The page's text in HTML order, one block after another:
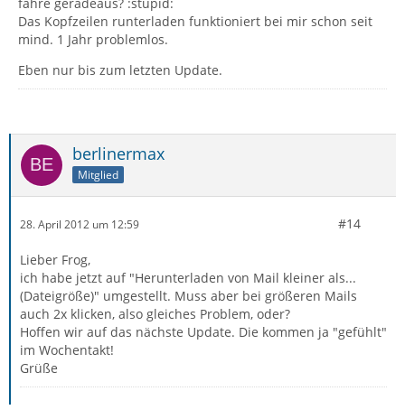
Das Kopfzeilen runterladen funktioniert bei mir schon seit
mind. 1 Jahr problemlos.
Eben nur bis zum letzten Update.
berlinermax
Mitglied
28. April 2012 um 12:59 #14
Lieber Frog,
ich habe jetzt auf "Herunterladen von Mail kleiner als...
(Dateigröße)" umgestellt. Muss aber bei größeren Mails
auch 2x klicken, also gleiches Problem, oder?
Hoffen wir auf das nächste Update. Die kommen ja "gefühlt"
im Wochentakt!
Grüße